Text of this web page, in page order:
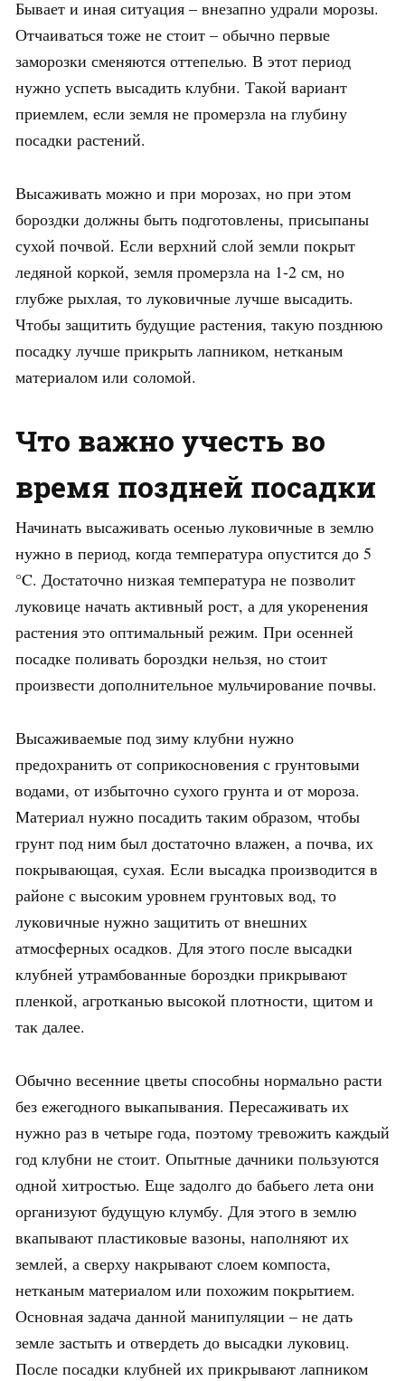
Бывает и иная ситуация – внезапно удрали морозы.
Отчаиваться тоже не стоит – обычно первые
заморозки сменяются оттепелью. В этот период
нужно успеть высадить клубни. Такой вариант
приемлем, если земля не промерзла на глубину
посадки растений.
Высаживать можно и при морозах, но при этом
бороздки должны быть подготовлены, присыпаны
сухой почвой. Если верхний слой земли покрыт
ледяной коркой, земля промерзла на 1-2 см, но
глубже рыхлая, то луковичные лучше высадить.
Чтобы защитить будущие растения, такую позднюю
посадку лучше прикрыть лапником, нетканым
материалом или соломой.
Что важно учесть во
время поздней посадки
Начинать высаживать осенью луковичные в землю
нужно в период, когда температура опустится до 5
°C. Достаточно низкая температура не позволит
луковице начать активный рост, а для укоренения
растения это оптимальный режим. При осенней
посадке поливать бороздки нельзя, но стоит
произвести дополнительное мульчирование почвы.
Высаживаемые под зиму клубни нужно
предохранить от соприкосновения с грунтовыми
водами, от избыточно сухого грунта и от мороза.
Материал нужно посадить таким образом, чтобы
грунт под ним был достаточно влажен, а почва, их
покрывающая, сухая. Если высадка производится в
районе с высоким уровнем грунтовых вод, то
луковичные нужно защитить от внешних
атмосферных осадков. Для этого после высадки
клубней утрамбованные бороздки прикрывают
пленкой, агротканью высокой плотности, щитом и
так далее.
Обычно весенние цветы способны нормально расти
без ежегодного выкапывания. Пересаживать их
нужно раз в четыре года, поэтому тревожить каждый
год клубни не стоит. Опытные дачники пользуются
одной хитростью. Еще задолго до бабьего лета они
организуют будущую клумбу. Для этого в землю
вкапывают пластиковые вазоны, наполняют их
землей, а сверху накрывают слоем компоста,
нетканым материалом или похожим покрытием.
Основная задача данной манипуляции – не дать
земле застыть и отвердеть до высадки луковиц.
После посадки клубней их прикрывают лапником